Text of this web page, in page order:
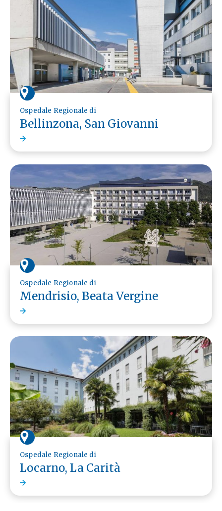
Ospedale Regionale di
Bellinzona, San Giovanni
Ospedale Regionale di
Mendrisio, Beata Vergine
Ospedale Regionale di
Locarno, La Carità